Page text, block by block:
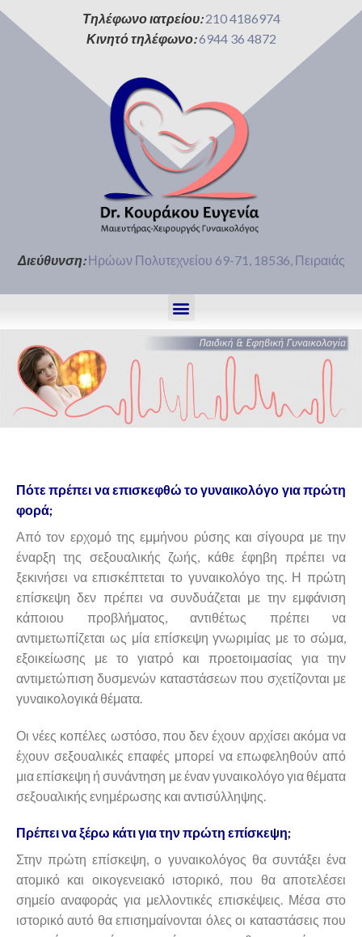
Τηλέφωνο ιατρείου:210 4186974
Κινητό τηλέφωνο:6944 36 4872
Διεύθυνση:Ηρώων Πολυτεχνείου 69-71, 18536, Πειραιάς
Πότε πρέπει να επισκεφθώ το γυναικολόγο για πρώτη
φορά;
Από τον ερχομό της εμμήνου ρύσης και σίγουρα με την
έναρξη της σεξουαλικής ζωής, κάθε έφηβη πρέπει να
ξεκινήσει να επισκέπτεται το γυναικολόγο της. Η πρώτη
επίσκεψη δεν πρέπει να συνδυάζεται με την εμφάνιση
κάποιου προβλήματος, αντιθέτως πρέπει να
αντιμετωπίζεται ως μία επίσκεψη γνωριμίας με το σώμα,
εξοικείωσης με το γιατρό και προετοιμασίας για την
αντιμετώπιση δυσμενών καταστάσεων που σχετίζονται με
γυναικολογικά θέματα.
Οι νέες κοπέλες ωστόσο, που δεν έχουν αρχίσει ακόμα να
έχουν σεξουαλικές επαφές μπορεί να επωφεληθούν από
μια επίσκεψη ή συνάντηση με έναν γυναικολόγο για θέματα
σεξουαλικής ενημέρωσης και αντισύλληψης.
Πρέπει να ξέρω κάτι για την πρώτη επίσκεψη;
Στην πρώτη επίσκεψη, ο γυναικολόγος θα συντάξει ένα
ατομικό και οικογενειακό ιστορικό, που θα αποτελέσει
σημείο αναφοράς για μελλοντικές επισκέψεις. Μέσα στο
ιστορικό αυτό θα επισημαίνονται όλες οι καταστάσεις που